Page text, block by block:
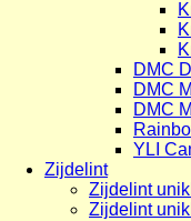
DMC
DMC
DMC
YLI
Zijdelint
Zijdelint
Zijdelint